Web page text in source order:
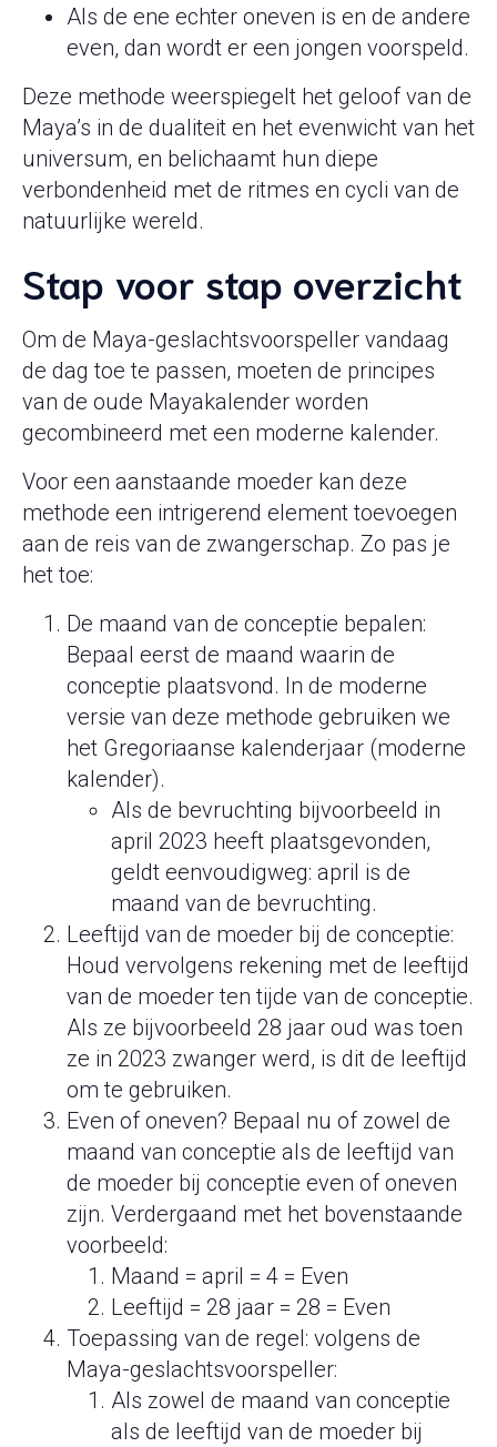
Als de ene echter oneven is en de andere
even, dan wordt er een jongen voorspeld.
Deze methode weerspiegelt het geloof van de
Maya’s in de dualiteit en het evenwicht van het
universum, en belichaamt hun diepe
verbondenheid met de ritmes en cycli van de
natuurlijke wereld.
Stap voor stap overzicht
Om de Maya-geslachtsvoorspeller vandaag
de dag toe te passen, moeten de principes
van de oude Mayakalender worden
gecombineerd met een moderne kalender.
Voor een aanstaande moeder kan deze
methode een intrigerend element toevoegen
aan de reis van de zwangerschap. Zo pas je
het toe:
De maand van de conceptie bepalen:
Bepaal eerst de maand waarin de
conceptie plaatsvond. In de moderne
versie van deze methode gebruiken we
het Gregoriaanse kalenderjaar (moderne
kalender).
Als de bevruchting bijvoorbeeld in
april 2023 heeft plaatsgevonden,
geldt eenvoudigweg: april is de
maand van de bevruchting.
Leeftijd van de moeder bij de conceptie:
Houd vervolgens rekening met de leeftijd
van de moeder ten tijde van de conceptie.
Als ze bijvoorbeeld 28 jaar oud was toen
ze in 2023 zwanger werd, is dit de leeftijd
om te gebruiken.
Even of oneven? Bepaal nu of zowel de
maand van conceptie als de leeftijd van
de moeder bij conceptie even of oneven
zijn. Verdergaand met het bovenstaande
voorbeeld:
Maand = april = 4 = Even
Leeftijd = 28 jaar = 28 = Even
Toepassing van de regel: volgens de
Maya-geslachtsvoorspeller:
Als zowel de maand van conceptie
als de leeftijd van de moeder bij